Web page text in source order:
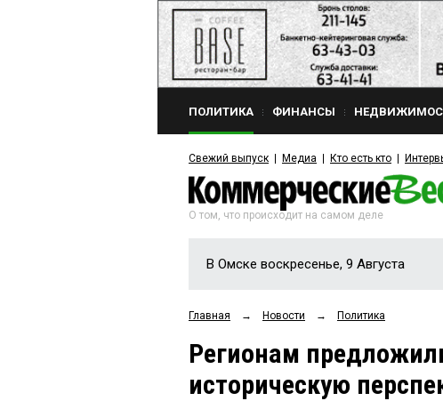
ПОЛИТИКА ФИНАНСЫ
Свежий выпуск Медиа Кто есть кто
О том, что происходит на самом деле
В Омске воскресенье, 9 Августа
Главная → Новости → Политика
Регионам
историческую